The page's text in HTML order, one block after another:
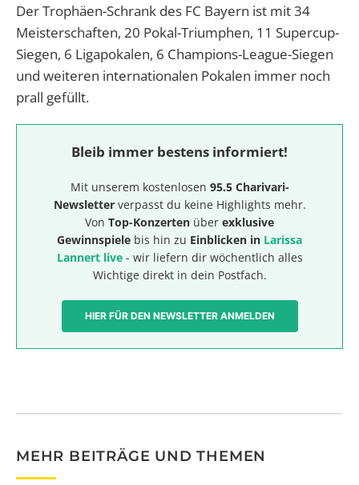
Der Trophäen-Schrank des FC Bayern ist mit 34
Meisterschaften, 20 Pokal-Triumphen, 11 Supercup-
Siegen, 6 Ligapokalen, 6 Champions-League-Siegen
und weiteren internationalen Pokalen immer noch
prall gefüllt.
Bleib immer bestens informiert!
Mit unserem kostenlosen 95.5 Charivari-
Newsletterverpasst du keine Highlights mehr.
Von Top-Konzerten über exklusive
Gewinnspiele bis hin zu Einblicken in Larissa
Lannert live- wir liefern dir wöchentlich alles
Wichtige direkt in dein Postfach.
HIER FÜR DEN NEWSLETTER ANMELDEN
MEHR BEITRÄGE UND THEMEN